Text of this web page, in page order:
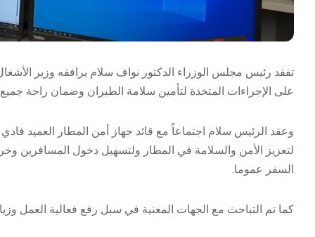
تفقد رئيس مجلس الوزراء الدكتور نواف سلام يرافقه وزير
على الإجراءات المتخذة لتأمين سلامة الطيران وضمان راحة
وعقد الرئيس سلام اجتماعاً مع قائد جهاز أمن المطار العميد
لتعزيز الأمن والسلامة في المطار ولتسهيل دخول المسافرين
السفر عموما.
كما تم التباحث مع الجهات المعنية في سبل رفع فعالية العمل